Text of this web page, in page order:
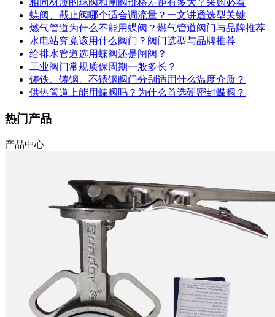
相同材质的球阀和闸阀价格差距有多大？采购必看
蝶阀、截止阀哪个适合调流量？一文讲透选型关键
燃气管道为什么不能用蝶阀？燃气管道阀门与品牌推荐
水电站究竟该用什么阀门？阀门选型与品牌推荐
给排水管道选用蝶阀还是闸阀？
工业阀门常规质保周期一般多长？
铸铁、铸钢、不锈钢阀门分别适用什么温度介质？
供热管道上能用蝶阀吗？为什么首选硬密封蝶阀？
热门产品
产品中心